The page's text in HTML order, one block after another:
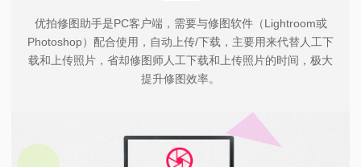
优拍修图助手是PC客户端，需要与修图软件（Lightroom或
Photoshop）配合使用，自动上传/下载，主要用来代替人工下
载和上传照片，省却修图师人工下载和上传照片的时间，极大
提升修图效率。